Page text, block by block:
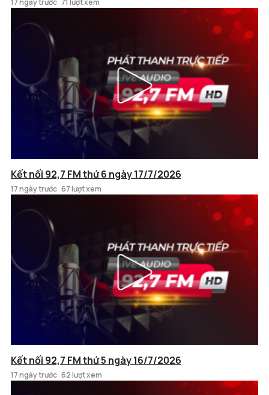
17 ngày trước 71 lượt xem
Kết nối 92,7 FM thứ 6 ngày 17/7/2026
17 ngày trước 67 lượt xem
Kết nối 92,7 FM thứ 5 ngày 16/7/2026
17 ngày trước 62 lượt xem